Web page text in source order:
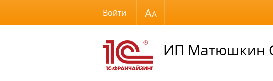
Размер шрифта
ИП Матюшкин
Войти